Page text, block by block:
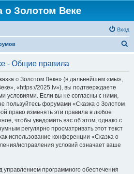
о Золотом Веке
Вход
- Общие правила
о Золотом Веке» (в дальнейшем «мы»,
«https://2025.lv»), вы подтверждаете
условиями. Если вы не согласны с ними,
пользуйтесь форумами «Сказка о Золотом
право изменять эти правила в любое
чтобы уведомить вас об этом, однако с
регулярно просматривать этот текст
использование конференции «Сказка о
исправления условий означает ваше
программного обеспечения